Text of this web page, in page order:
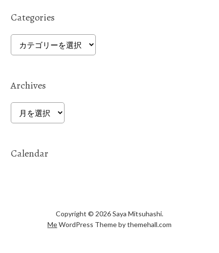
Categories
Categories
Archives
Archives
Calendar
Copyright © 2026 Saya Mitsuhashi.
MeWordPress Theme by themehall.com